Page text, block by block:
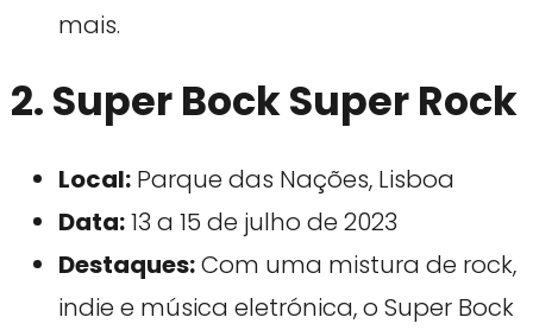
mais.
2. Super Bock Super Rock
Local:Parque das Nações, Lisboa
Data:13 a 15 de julho de 2023
Destaques:Com uma mistura de rock,
indie e música eletrónica, o Super Bock